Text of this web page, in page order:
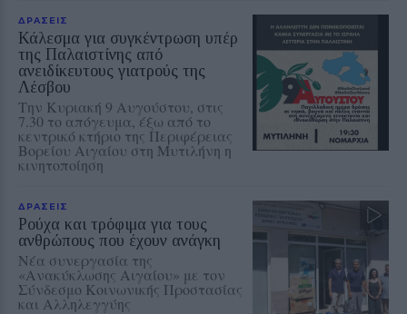
ΔΡΑΣΕΙΣ
Κάλεσμα για συγκέντρωση υπέρ
της Παλαιστίνης από
ανειδίκευτους γιατρούς της
Λέσβου
Την Κυριακή 9 Αυγούστου, στις
7.30 το απόγευμα, έξω από το
κεντρικό κτήριο της Περιφέρειας
Βορείου Αιγαίου στη Μυτιλήνη η
κινητοποίηση
ΔΡΑΣΕΙΣ
Ρούχα και τρόφιμα για τους
ανθρώπους που έχουν ανάγκη
Νέα συνεργασία της
«Ανακύκλωσης Αιγαίου» με τον
Σύνδεσμο Κοινωνικής Προστασίας
και Αλληλεγγύης